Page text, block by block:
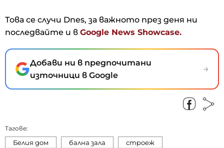
Това се случи Dnes, за важното през деня ни
последвайте и в Google News Showcase.
Добави ни в предпочитани
източници в Google
→
Тагове:
Белия дом бална зала
строеж